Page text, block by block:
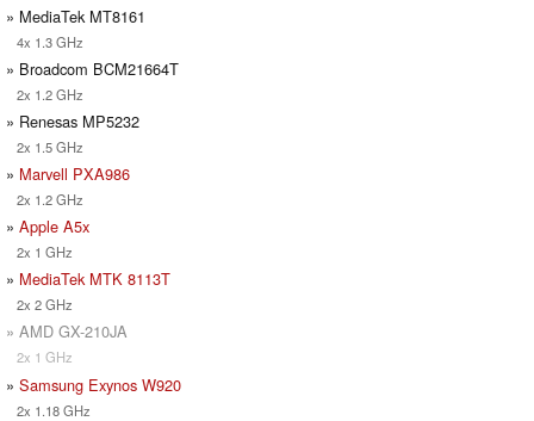
» MediaTek MT8161
4x 1.3 GHz
» Broadcom BCM21664T
2x 1.2 GHz
» Renesas MP5232
2x 1.5 GHz
» Marvell PXA986
2x 1.2 GHz
» Apple A5x
2x 1 GHz
» MediaTek MTK 8113T
2x 2 GHz
» AMD GX-210JA
2x 1 GHz
» Samsung Exynos W920
2x 1.18 GHz